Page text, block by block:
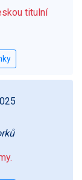
titulní